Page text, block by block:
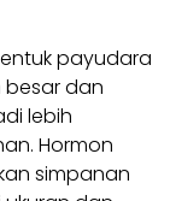
payudara
besar dan
lebih
Hormon
simpanan